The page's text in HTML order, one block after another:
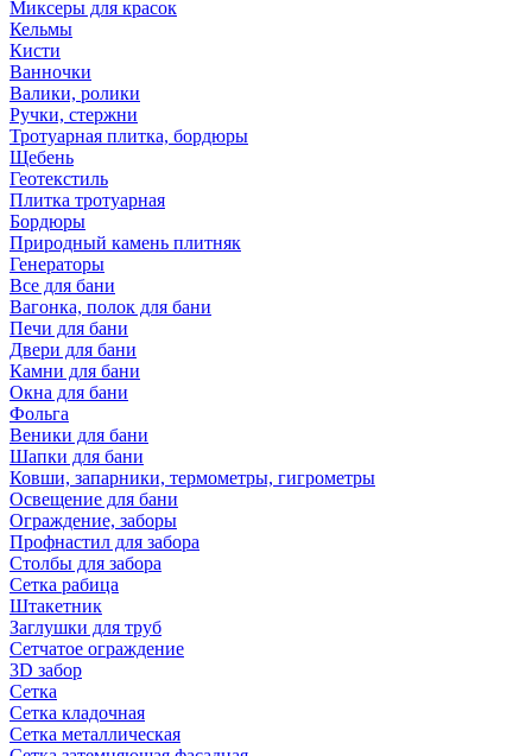
Миксеры для красок
Кельмы
Кисти
Ванночки
Валики, ролики
Ручки, стержни
Тротуарная плитка, бордюры
Щебень
Геотекстиль
Плитка тротуарная
Бордюры
Природный камень плитняк
Генераторы
Все для бани
Вагонка, полок для бани
Печи для бани
Двери для бани
Камни для бани
Окна для бани
Фольга
Веники для бани
Шапки для бани
Ковши, запарники, термометры, гигрометры
Освещение для бани
Ограждение, заборы
Профнастил для забора
Столбы для забора
Сетка рабица
Штакетник
Заглушки для труб
Сетчатое ограждение
3D забор
Сетка
Сетка кладочная
Сетка металлическая